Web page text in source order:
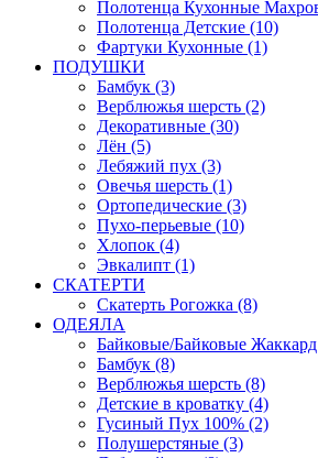
Полотенца Кухонные
Полотенца Детские (10)
Фартуки Кухонные (1)
ПОДУШКИ
Бамбук (3)
Верблюжья шерсть (2)
Декоративные (30)
Лён (5)
Лебяжий пух (3)
Овечья шерсть (1)
Ортопедические (3)
Пухо-перьевые (10)
Хлопок (4)
Эвкалипт (1)
СКАТЕРТИ
Скатерть Рогожка (8)
ОДЕЯЛА
Байковые/Байковые
Бамбук (8)
Верблюжья шерсть (8)
Детские в кроватку (4)
Гусиный Пух 100% (2)
Полушерстяные (3)